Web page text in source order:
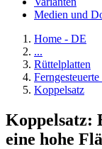
Medien und
Home - DE
...
Rüttelplatten
Koppelsatz
Koppelsatz:
eine hohe